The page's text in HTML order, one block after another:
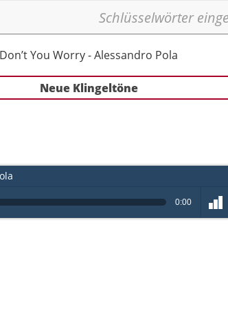
Don’t You Worry - Alessandro Pola
Neue Klingeltöne
0:00